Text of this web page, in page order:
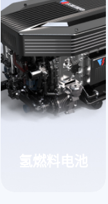
采用超高比容量复合
料，配套软包电池，达
制备的电芯通过针刺、
已实现凝胶态电池的
定制化开发